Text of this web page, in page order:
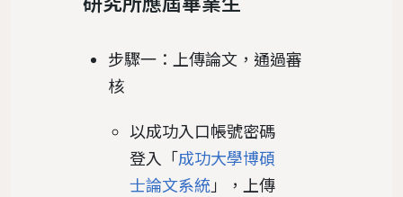
步驟一：上傳論文，通過審
核
以成功入口帳號密碼
登入「成功大學博碩
士論文系統」，上傳